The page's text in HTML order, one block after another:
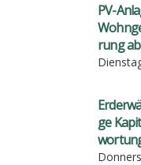
PV-
rung
ge